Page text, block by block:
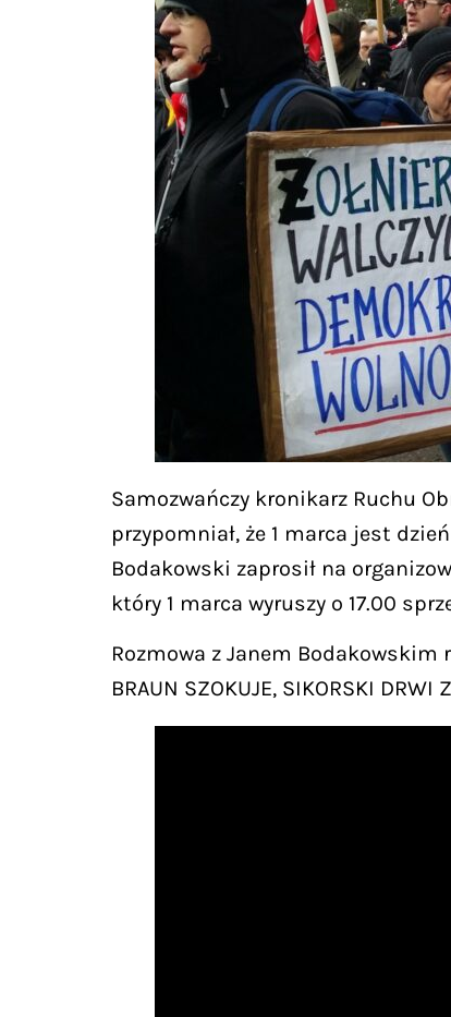
Samozwańczy kronikarz Ruchu
przypomniał, że 1 marca jest
Bodakowski zaprosił na
który 1 marca wyruszy o 17.00
Rozmowa z Janem Bodakowskim
BRAUN SZOKUJE, SIKORSKI